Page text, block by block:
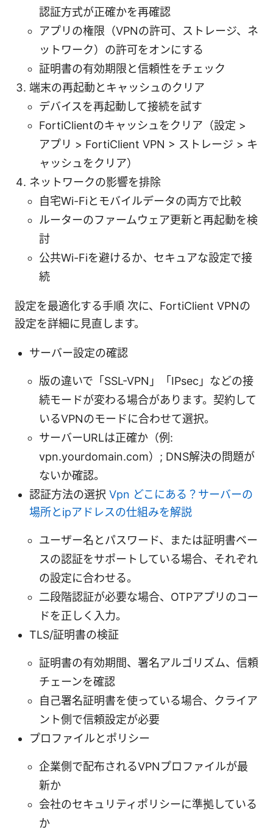
認証方式が正確かを再確認
アプリの権限（VPNの許可、ストレージ、ネ
ットワーク）の許可をオンにする
証明書の有効期限と信頼性をチェック
端末の再起動とキャッシュのクリア
デバイスを再起動して接続を試す
FortiClientのキャッシュをクリア（設定 >
アプリ > FortiClient VPN > ストレージ > キ
ャッシュをクリア）
ネットワークの影響を排除
自宅Wi-Fiとモバイルデータの両方で比較
ルーターのファームウェア更新と再起動を検
討
公共Wi-Fiを避けるか、セキュアな設定で接
続
設定を最適化する手順 次に、FortiClient VPNの
設定を詳細に見直します。
サーバー設定の確認
版の違いで「SSL-VPN」「IPsec」などの接
続モードが変わる場合があります。契約して
いるVPNのモードに合わせて選択。
サーバーURLは正確か（例:
vpn.yourdomain.com）; DNS解決の問題が
ないか確認。
認証方法の選択 Vpn どこにある？サーバーの
場所とipアドレスの仕組みを解説
ユーザー名とパスワード、または証明書ベー
スの認証をサポートしている場合、それぞれ
の設定に合わせる。
二段階認証が必要な場合、OTPアプリのコー
ドを正しく入力。
TLS/証明書の検証
証明書の有効期間、署名アルゴリズム、信頼
チェーンを確認
自己署名証明書を使っている場合、クライア
ント側で信頼設定が必要
プロファイルとポリシー
企業側で配布されるVPNプロファイルが最
新か
会社のセキュリティポリシーに準拠している
か